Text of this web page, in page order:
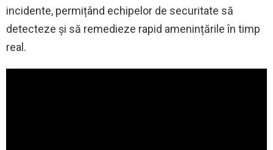
incidente, permițând echipelor de securitate să
detecteze și să remedieze rapid amenințările în timp
real.